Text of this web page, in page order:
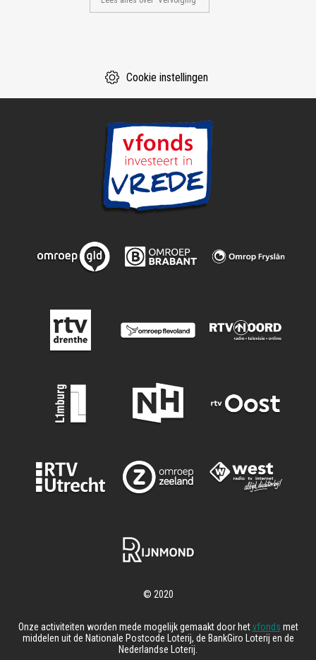
Cookie instellingen
Onze activiteiten worden mede mogelijk gemaakt door hetvfonds met
middelen uit de Nationale Postcode Loterij, de BankGiro Loterij en de
Nederlandse Loterij.